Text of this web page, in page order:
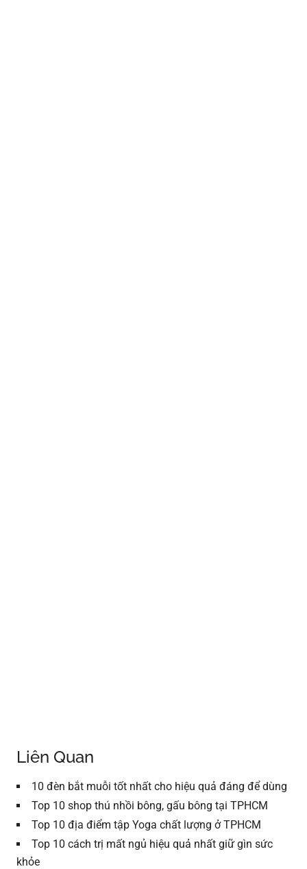
Liên Quan
10 đèn bắt muỗi tốt nhất cho hiệu quả đáng để dùng
Top 10 shop thú nhồi bông, gấu bông tại TPHCM
Top 10 địa điểm tập Yoga chất lượng ở TPHCM
Top 10 cách trị mất ngủ hiệu quả nhất giữ gìn sức
khỏe